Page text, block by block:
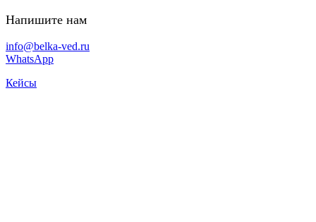
Напишите нам
info@belka-ved.ru
WhatsApp
Кейсы